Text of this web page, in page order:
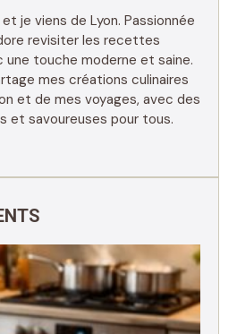
je viens de Lyon. Passionnée
revisiter les recettes
une touche moderne et saine.
mes créations culinaires
et de mes voyages, avec des
et savoureuses pour tous.